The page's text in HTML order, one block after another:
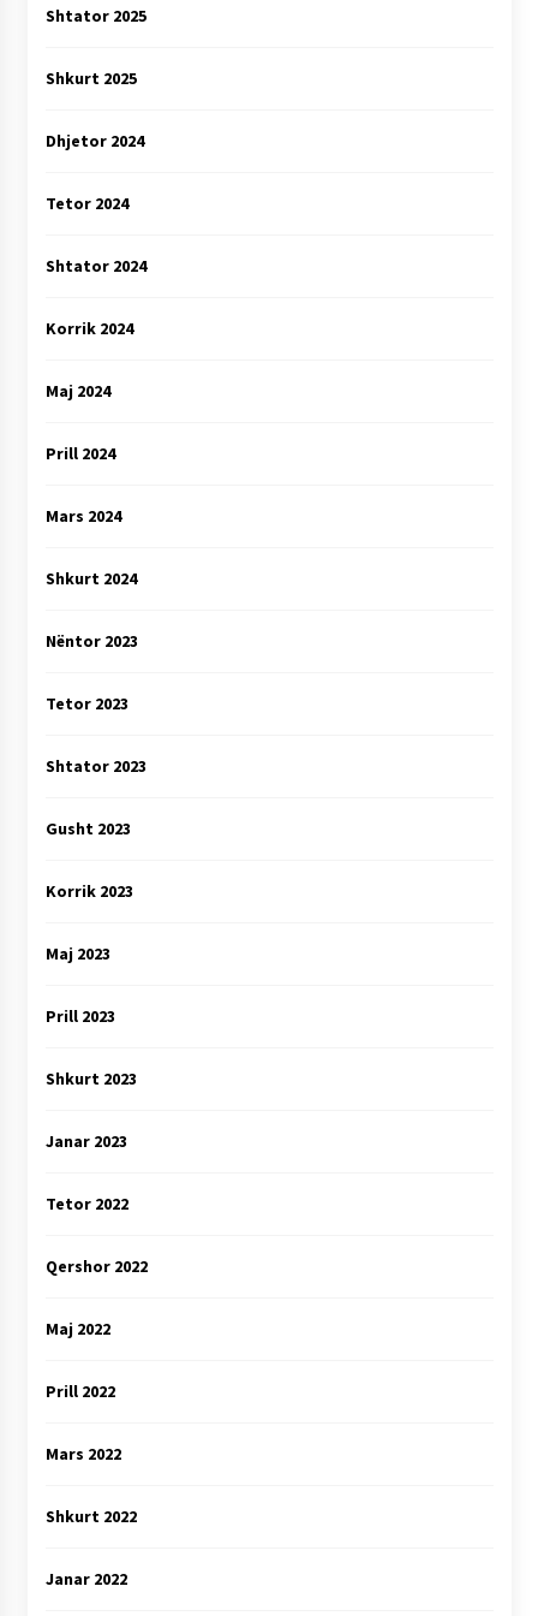
Shtator 2025
Shkurt 2025
Dhjetor 2024
Tetor 2024
Shtator 2024
Korrik 2024
Maj 2024
Prill 2024
Mars 2024
Shkurt 2024
Nëntor 2023
Tetor 2023
Shtator 2023
Gusht 2023
Korrik 2023
Maj 2023
Prill 2023
Shkurt 2023
Janar 2023
Tetor 2022
Qershor 2022
Maj 2022
Prill 2022
Mars 2022
Shkurt 2022
Janar 2022